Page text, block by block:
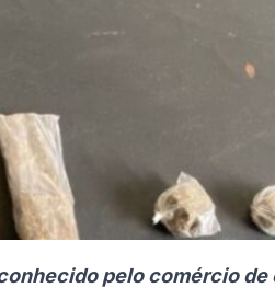
pelo comércio